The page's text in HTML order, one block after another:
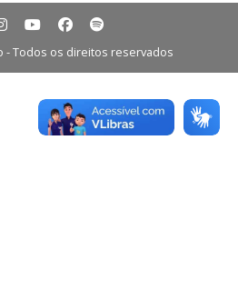
- Todos os direitos reservados